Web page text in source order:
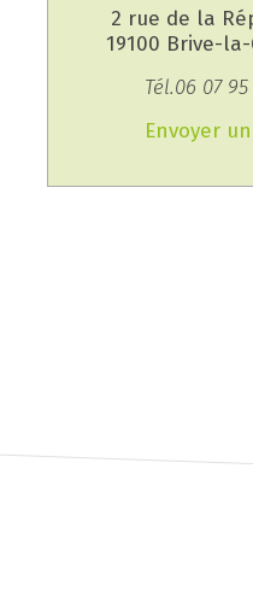
2 rue de la
19100 Brive-
Tél.06 07
Envoyer